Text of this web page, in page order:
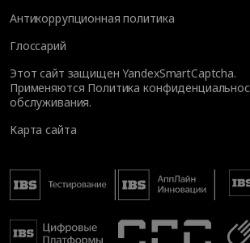
Антикоррупционная политика
Глоссарий
Этот сайт защищен YandexSmartCaptcha.
Применяются Политика
обслуживания.
Карта сайта